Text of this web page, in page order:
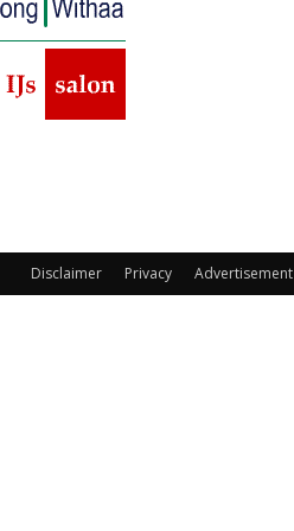
Disclaimer Privacy Advertisement